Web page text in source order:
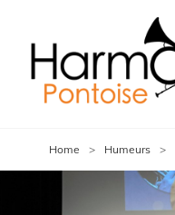
Home > Humeurs >